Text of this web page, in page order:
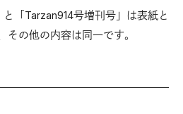
「Tarzan914号増刊号」は表紙と
その他の内容は同一です。